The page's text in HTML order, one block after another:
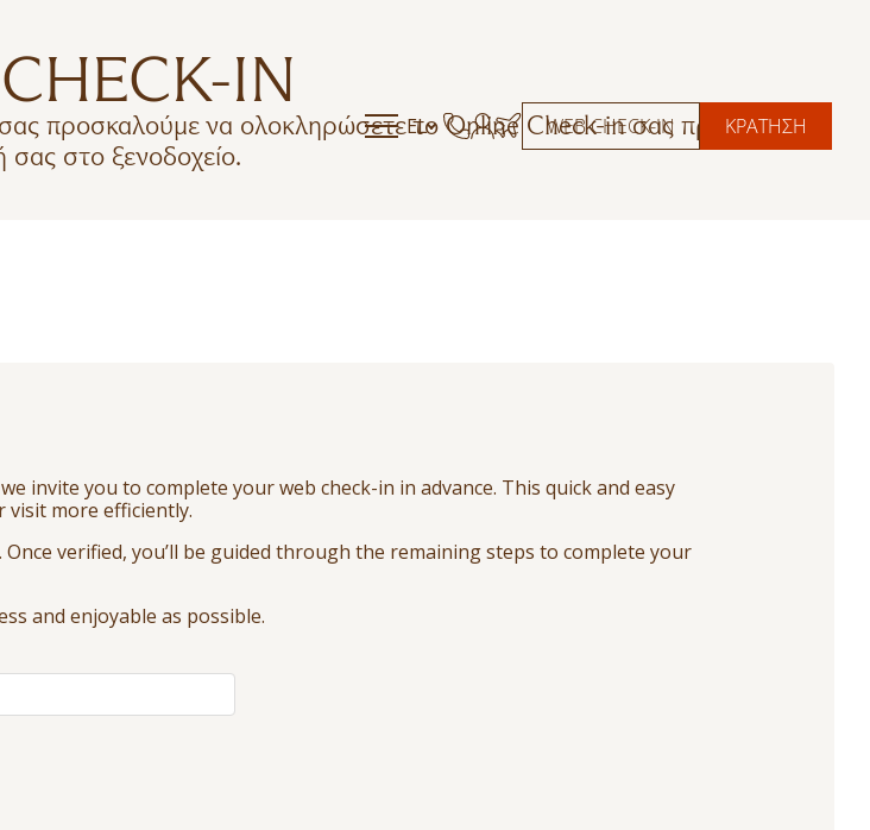
EL WEB CHECK-IN ΚΡΑΤΗΣΗ
IN
σας προσκαλούμε να ολοκληρώσετε το Online Check-in σας πριν την
σας στο ξενοδοχείο.
invite you to complete your web check-in in advance. This quick and easy
visit more efficiently.
verified, you’ll be guided through the remaining steps to complete your
and enjoyable as possible.